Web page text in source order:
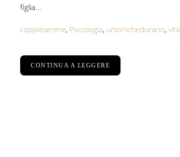
figlia...
coppieserene, Psicologia, unionichedurano,
CONTINUA A LEGGERE